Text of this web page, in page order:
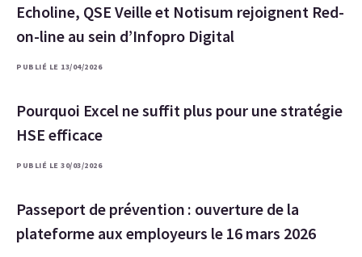
Echoline, QSE Veille et Notisum rejoignent Red-
on-line au sein d’Infopro Digital
PUBLIÉ LE 13/04/2026
Pourquoi Excel ne suffit plus pour une stratégie
HSE efficace
PUBLIÉ LE 30/03/2026
Passeport de prévention : ouverture de la
plateforme aux employeurs le 16 mars 2026